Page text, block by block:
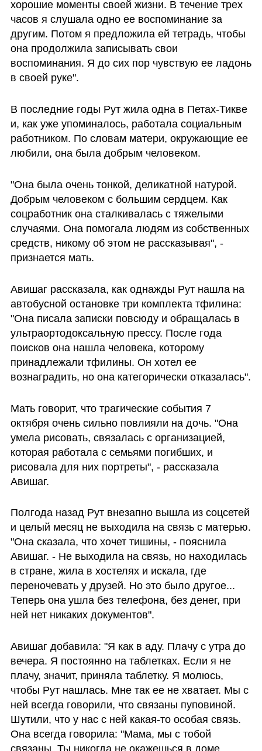
хорошие моменты своей жизни. В течение трех
часов я слушала одно ее воспоминание за
другим. Потом я предложила ей тетрадь, чтобы
она продолжила записывать свои
воспоминания. Я до сих пор чувствую ее ладонь
в своей руке".
В последние годы Рут жила одна в Петах-Тикве
и, как уже упоминалось, работала социальным
работником. По словам матери, окружающие ее
любили, она была добрым человеком.
"Она была очень тонкой, деликатной натурой.
Добрым человеком с большим сердцем. Как
соцработник она сталкивалась с тяжелыми
случаями. Она помогала людям из собственных
средств, никому об этом не рассказывая", -
признается мать.
Авишаг рассказала, как однажды Рут нашла на
автобусной остановке три комплекта тфилина:
"Она писала записки повсюду и обращалась в
ультраортодоксальную прессу. После года
поисков она нашла человека, которому
принадлежали тфилины. Он хотел ее
вознаградить, но она категорически отказалась".
Мать говорит, что трагические события 7
октября очень сильно повлияли на дочь. "Она
умела рисовать, связалась с организацией,
которая работала с семьями погибших, и
рисовала для них портреты", - рассказала
Авишаг.
Полгода назад Рут внезапно вышла из соцсетей
и целый месяц не выходила на связь с матерью.
"Она сказала, что хочет тишины, - пояснила
Авишаг. - Не выходила на связь, но находилась
в стране, жила в хостелях и искала, где
переночевать у друзей. Но это было другое...
Теперь она ушла без телефона, без денег, при
ней нет никаких документов".
Авишаг добавила: "Я как в аду. Плачу с утра до
вечера. Я постоянно на таблетках. Если я не
плачу, значит, приняла таблетку. Я молюсь,
чтобы Рут нашлась. Мне так ее не хватает. Мы с
ней всегда говорили, что связаны пуповиной.
Шутили, что у нас с ней какая-то особая связь.
Она всегда говорила: "Мама, мы с тобой